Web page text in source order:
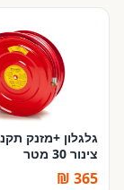
צינור 30 מטר
365 ₪